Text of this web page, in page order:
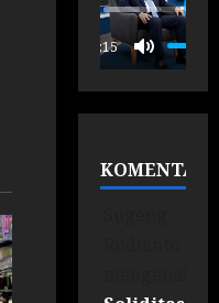
00:15
KOMENTAR